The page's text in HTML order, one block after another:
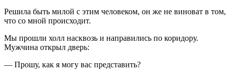
Решила быть милой с этим человеком, он же не виноват в том,
что со мной происходит.
Мы прошли холл насквозь и направились по коридору.
Мужчина открыл дверь:
— Прошу, как я могу вас представить?